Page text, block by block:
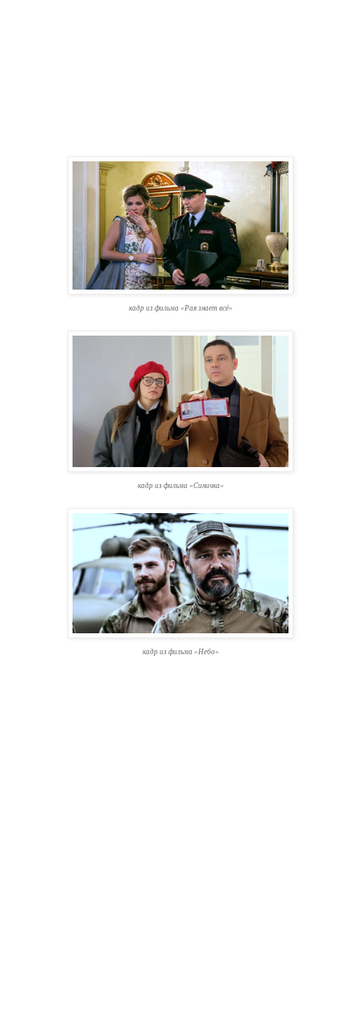
кадр из фильма «Рая знает всё»
кадр из фильма «Синичка»
кадр из фильма «Небо»